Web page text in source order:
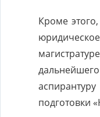
Кроме этого,
подготовки